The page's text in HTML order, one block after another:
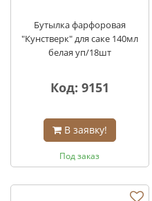
Бутылка фарфоровая
"Кунстверк" для саке 140мл
белая уп/18шт
Код: 9151
В заявку!
Под заказ